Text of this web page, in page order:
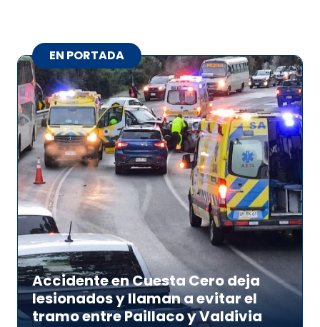
EN PORTADA
Accidente en Cuesta Cero deja
lesionados y llaman a evitar el
tramo entre Paillaco y Valdivia